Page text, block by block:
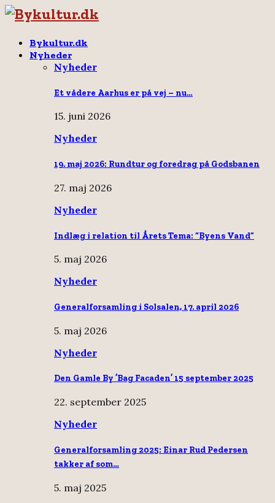
Bykultur.dk
Nyheder
Nyheder
Et vådere Aarhus er på vej – nu…
15. juni 2026
Nyheder
19. maj 2026: Rundtur og foredrag på Godsbanen
27. maj 2026
Nyheder
Indlæg i relation til Årets Tema: “Byens Vand”
5. maj 2026
Nyheder
Generalforsamling i Solsalen, 17. april 2026
5. maj 2026
Nyheder
Den Gamle By ’Bag Facaden’ 15 september 2025
22. september 2025
Nyheder
Generalforsamling 2025: Einar Rud Pedersen
takker af som…
5. maj 2025